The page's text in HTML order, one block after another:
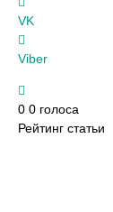
VK
Viber
0 0 голоса
Рейтинг статьи